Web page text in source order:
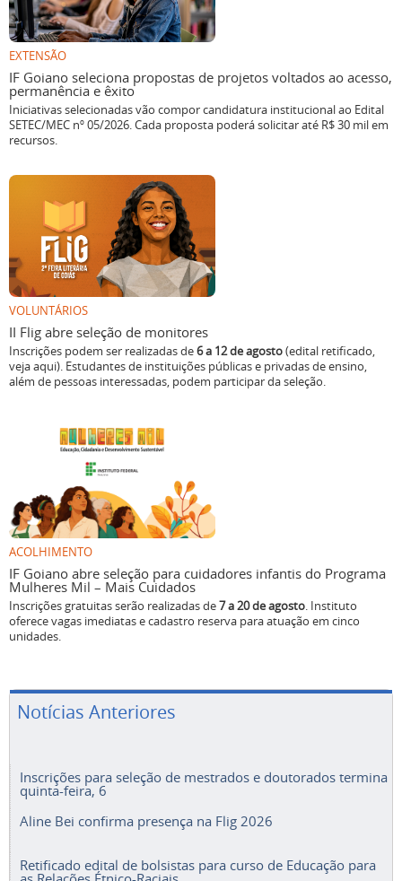
EXTENSÃO
IF Goiano seleciona propostas de projetos voltados ao acesso,
permanência e êxito
Iniciativas selecionadas vão compor candidatura institucional ao Edital
SETEC/MEC nº 05/2026. Cada proposta poderá solicitar até R$ 30 mil em
recursos.
VOLUNTÁRIOS
II Flig abre seleção de monitores
Inscrições podem ser realizadas de6 a 12 de agosto(edital retificado,
veja aqui). Estudantes de instituições públicas e privadas de ensino,
além de pessoas interessadas, podem participar da seleção.
ACOLHIMENTO
IF Goiano abre seleção para cuidadores infantis do Programa
Mulheres Mil – Mais Cuidados
Inscrições gratuitas serão realizadas de7 a 20 de agosto. Instituto
oferece vagas imediatas e cadastro reserva para atuação em cinco
unidades.
Notícias Anteriores
Inscrições para seleção de mestrados e doutorados termina
quinta-feira, 6
Aline Bei confirma presença na Flig 2026
Retificado edital de bolsistas para curso de Educação para